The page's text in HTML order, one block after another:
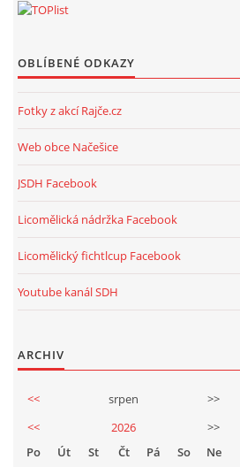
OBLÍBENÉ ODKAZY
Fotky z akcí Rajče.cz
Web obce Načešice
JSDH Facebook
Licomělická nádržka Facebook
Licomělický fichtlcup Facebook
Youtube kanál SDH
ARCHIV
<< srpen
>>
<<
2026
>>
Po
Út St Čt Pá So Ne